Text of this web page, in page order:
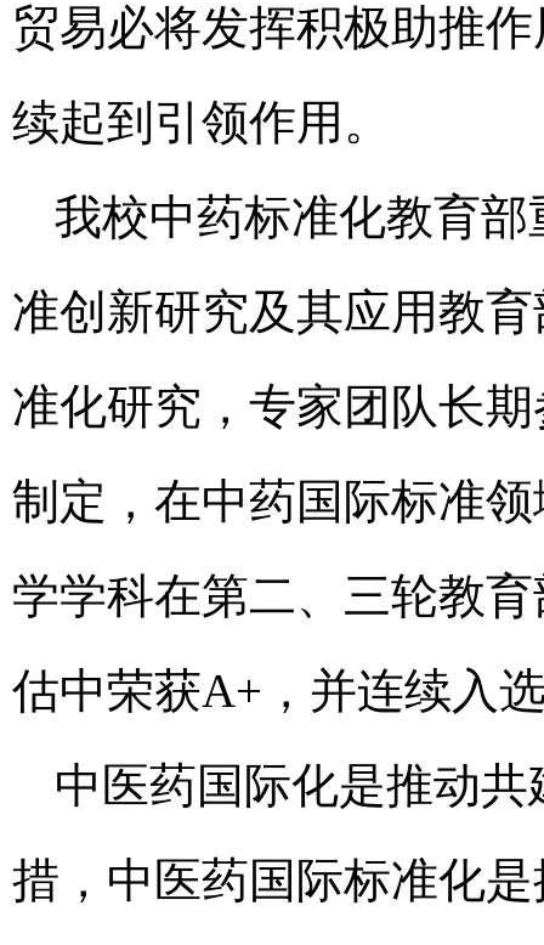
贸易必将发挥积极助推
续起到引领作用。
我校中药标准化教育
准创新研究及其应用教
准化研究，专家团队长
制定，在中药国际标准
学学科在第二、三轮教
估中荣获A+，并连续入
中医药国际化是推动
措，中医药国际标准化